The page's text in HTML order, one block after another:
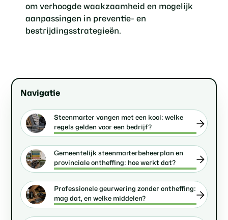
Navigatie
Steenmarter vangen met een kooi: welke
regels gelden voor een bedrijf?
Gemeentelijk steenmarterbeheerplan en
provinciale ontheffing: hoe werkt dat?
Professionele geurwering zonder ontheffing:
mag dat, en welke middelen?
om verhoogde waakzaamheid en mogelijk
aanpassingen in preventie- en
bestrijdingsstrategieën.